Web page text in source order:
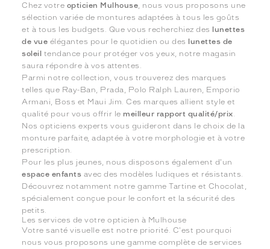
Chez votre opticien Mulhouse , nous vous proposons une
sélection variée de montures adaptées à tous les goûts
et à tous les budgets. Que vous recherchiez des lunettes
de vue élégantes pour le quotidien ou des lunettes de
soleil tendance pour protéger vos yeux, notre magasin
saura répondre à vos attentes.
Parmi notre collection, vous trouverez des marques
telles que Ray-Ban, Prada, Polo Ralph Lauren, Emporio
Armani, Boss et Maui Jim. Ces marques allient style et
qualité pour vous offrir le meilleur rapport qualité/prix
Nos opticiens experts vous guideront dans le choix de la
monture parfaite, adaptée à votre morphologie et à votre
prescription.
Pour les plus jeunes, nous disposons également d'un
espace enfants avec des modèles ludiques et résistants.
Découvrez notamment notre gamme Tartine et Chocolat,
spécialement conçue pour le confort et la sécurité des
petits.
Les services de votre opticien à Mulhouse
Votre santé visuelle est notre priorité. C'est pourquoi
nous vous proposons une gamme complète de services